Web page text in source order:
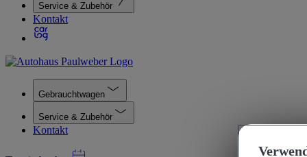
Service & Zubehör
Kontakt
Gebrauchtwagen
Service & Zubehör
Kontakt